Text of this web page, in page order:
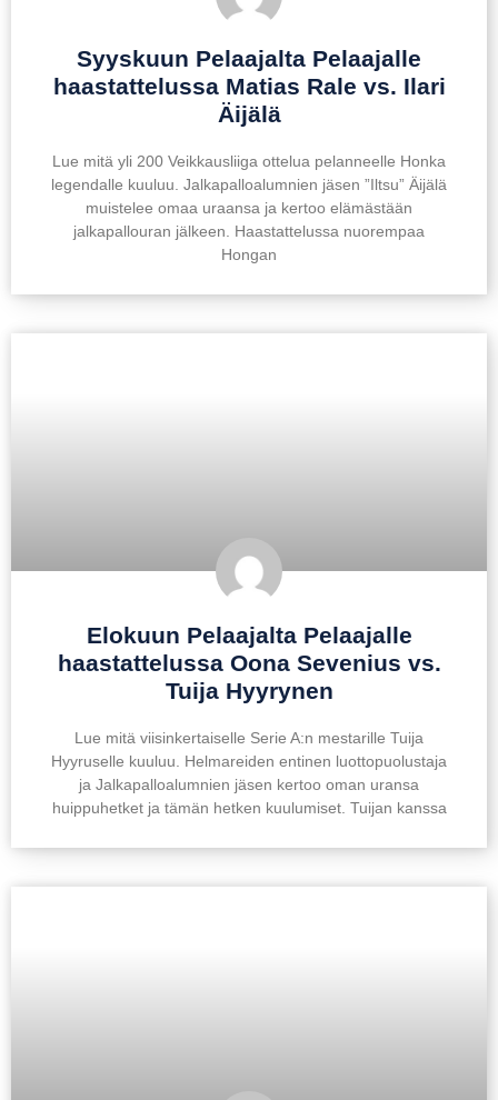
Syyskuun Pelaajalta Pelaajalle
haastattelussa Matias Rale vs. Ilari
Äijälä
Lue mitä yli 200 Veikkausliiga ottelua pelanneelle Honka
legendalle kuuluu. Jalkapalloalumnien jäsen ”Iltsu” Äijälä
muistelee omaa uraansa ja kertoo elämästään
jalkapallouran jälkeen. Haastattelussa nuorempaa
Hongan
Elokuun Pelaajalta Pelaajalle
haastattelussa Oona Sevenius vs.
Tuija Hyyrynen
Lue mitä viisinkertaiselle Serie A:n mestarille Tuija
Hyyruselle kuuluu. Helmareiden entinen luottopuolustaja
ja Jalkapalloalumnien jäsen kertoo oman uransa
huippuhetket ja tämän hetken kuulumiset. Tuijan kanssa